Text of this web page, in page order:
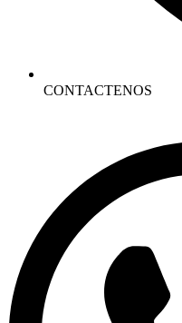
CONTACTENOS